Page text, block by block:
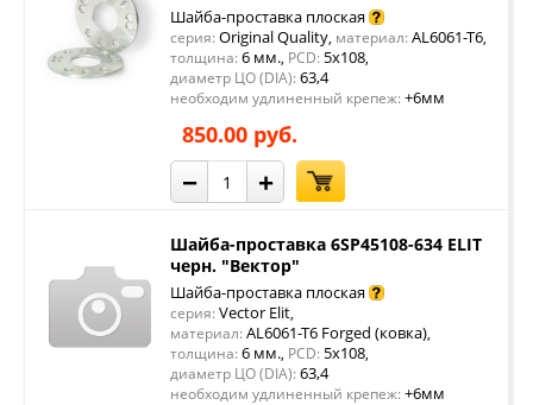
Шайба-проставка плоская
серия: Original Quality, материал: AL6061-T6,
толщина: 6 мм., PCD: 5x108,
диаметр ЦО (DIA): 63,4
необходим удлиненный крепеж: +6мм
850.00 руб.
− +
Шайба-проставка 6SP45108-634 ELIT
черн. "Вектор"
Шайба-проставка плоская
серия: Vector Elit,
материал: AL6061-T6 Forged (ковка),
толщина: 6 мм., PCD: 5x108,
диаметр ЦО (DIA): 63,4
необходим удлиненный крепеж: +6мм